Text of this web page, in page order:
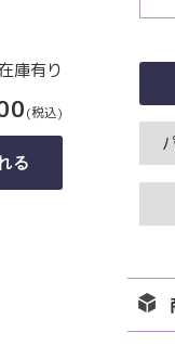
庫有り
(税込)